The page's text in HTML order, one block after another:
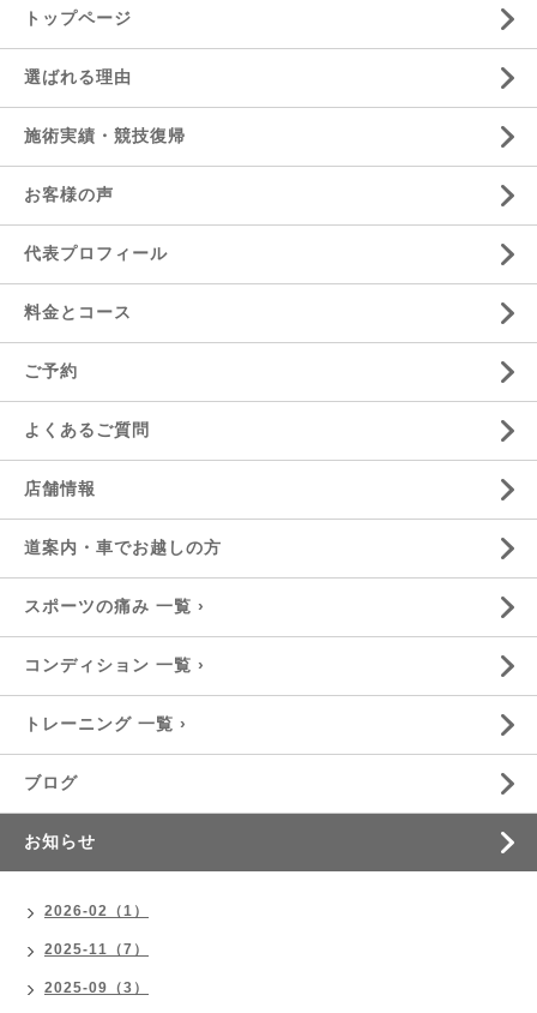
トップページ
選ばれる理由
施術実績・競技復帰
お客様の声
代表プロフィール
料金とコース
ご予約
よくあるご質問
店舗情報
道案内・車でお越しの方
スポーツの痛み 一覧 ›
コンディション 一覧 ›
トレーニング 一覧 ›
ブログ
お知らせ
2026-02（1）
2025-11（7）
2025-09（3）